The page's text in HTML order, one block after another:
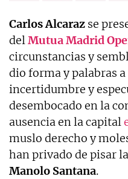
Carlos Alcaraz se
delMutua Madrid
circunstancias y
dio forma y palabras
incertidumbre y
desembocado en la
ausencia en la capital
muslo derecho y
han privado de pisar
Manolo Santana.